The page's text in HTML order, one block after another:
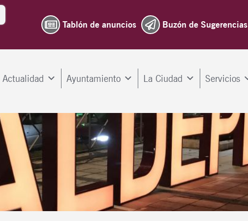
Tablón de anuncios Buzón de Sugerencias
Actualidad Ayuntamiento La Ciudad Servicios